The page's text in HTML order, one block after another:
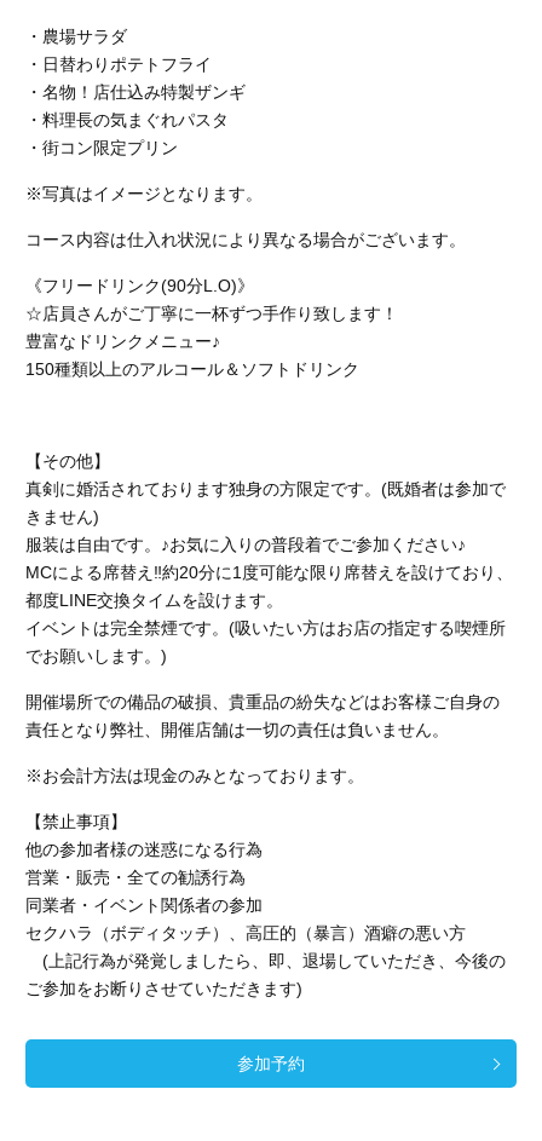
・農場サラダ
・日替わりポテトフライ
・名物！店仕込み特製ザンギ
・料理長の気まぐれパスタ
・街コン限定プリン
※写真はイメージとなります。
コース内容は仕入れ状況により異なる場合がございます。
《フリードリンク(90分L.O)》
☆店員さんがご丁寧に一杯ずつ手作り致します！
豊富なドリンクメニュー♪
150種類以上のアルコール＆ソフトドリンク
【その他】
真剣に婚活されております独身の方限定です。(既婚者は参加で
きません)
服装は自由です。♪お気に入りの普段着でご参加ください♪
MCによる席替え‼︎約20分に1度可能な限り席替えを設けており、
都度LINE交換タイムを設けます。
イベントは完全禁煙です。(吸いたい方はお店の指定する喫煙所
でお願いします。)
開催場所での備品の破損、貴重品の紛失などはお客様ご自身の
責任となり弊社、開催店舗は一切の責任は負いません。
※お会計方法は現金のみとなっております。
【禁止事項】
他の参加者様の迷惑になる行為
営業・販売・全ての勧誘行為
同業者・イベント関係者の参加
セクハラ（ボディタッチ）、高圧的（暴言）酒癖の悪い方
(上記行為が発覚しましたら、即、退場していただき、今後の
ご参加をお断りさせていただきます)
参加予約